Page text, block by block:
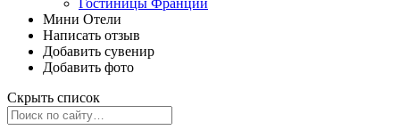
Гостиницы Франции
Мини Отели
Написать отзыв
Добавить сувенир
Добавить фото
Скрыть список